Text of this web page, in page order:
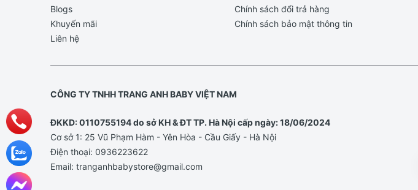
Blogs
Khuyến mãi
Liên hệ
Chính sách đổi trả hàng
Chính sách bảo mật thông tin
CÔNG TY TNHH TRANG ANH BABY VIỆT NAM
ĐKKD: 0110755194 do sở KH & ĐT TP. Hà Nội cấp ngày: 18/06/2024
Cơ sở 1: 25 Vũ Phạm Hàm - Yên Hòa - Cầu Giấy - Hà Nội
Điện thoại: 0936223622
Email: tranganhbabystore@gmail.com